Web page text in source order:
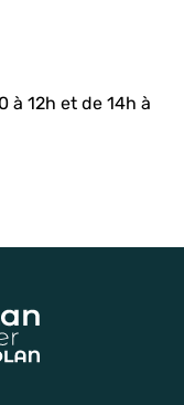
à 12h et de 14h à